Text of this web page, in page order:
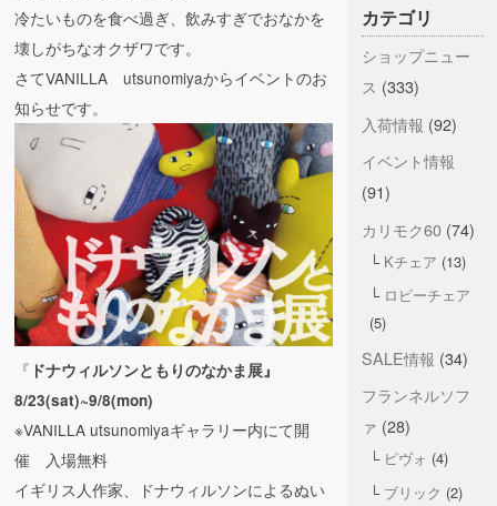
冷たいものを食べ過ぎ、飲みすぎでおなかを
壊しがちなオクザワです。
さてVANILLA utsunomiyaからイベントのお
知らせです。
『 ドナウィルソンともりのなかま展』
8/23(sat)~9/8(mon)
※VANILLA utsunomiyaギャラリー内にて開
催 入場無料
イギリス人作家、ドナウィルソンによるぬい
カテゴリ
ショップニュー
ス (333)
入荷情報 (92)
イベント情報
(91)
カリモク60(74)
Kチェア (13)
ロビーチェア
(5)
SALE情報 (34)
フランネルソフ
ァ (28)
ピヴォ (4)
ブリック (2)